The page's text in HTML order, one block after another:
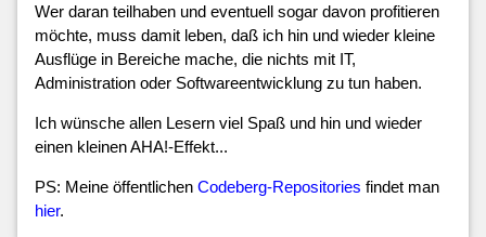
Wer daran teilhaben und eventuell sogar davon profitieren
möchte, muss damit leben, daß ich hin und wieder kleine
Ausflüge in Bereiche mache, die nichts mit IT,
Administration oder Softwareentwicklung zu tun haben.
Ich wünsche allen Lesern viel Spaß und hin und wieder
einen kleinen AHA!-Effekt...
PS: Meine öffentlichen Codeberg-Repositories findet man
hier.